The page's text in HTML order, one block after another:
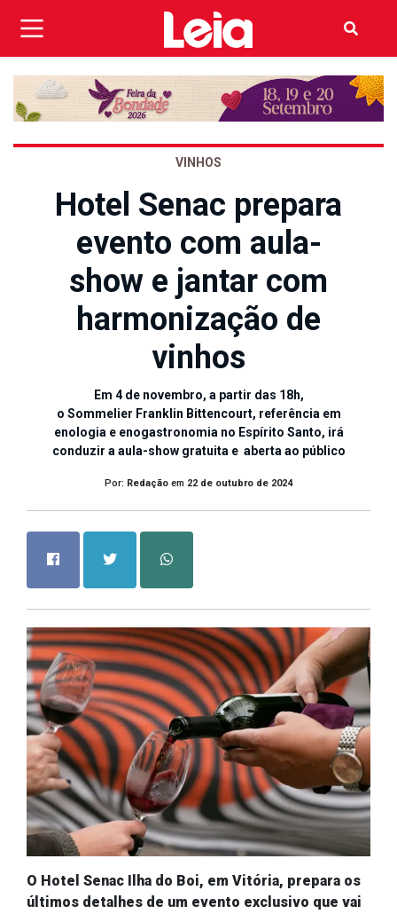
VINHOS
Hotel Senac prepara
evento com aula-
show e jantar com
harmonização de
vinhos
Em 4 de novembro, a partir das 18h,
o Sommelier Franklin Bittencourt, referência em
enologia e enogastronomia no Espírito Santo, irá
conduzir a aula-show gratuita e aberta ao público
Por: Redação em 22 de outubro de 2024
O Hotel Senac Ilha do Boi, em Vitória, prepara os
últimos detalhes de um evento exclusivo que vai